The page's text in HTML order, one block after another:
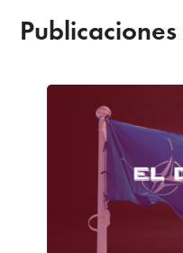
Publicaciones